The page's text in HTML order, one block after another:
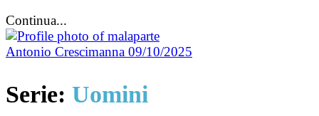
Continua...
Antonio Crescimanna 09/10/2025
Serie: Uomini